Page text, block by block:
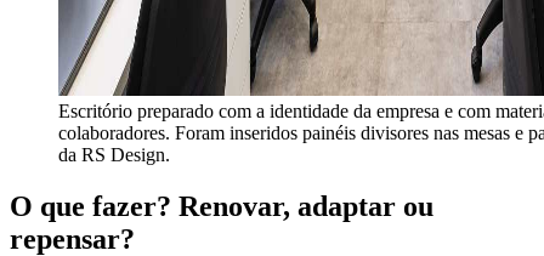
Escritório preparado com a identidade da empresa e com
colaboradores. Foram inseridos painéis divisores nas mesas e
da RS Design.
O que fazer? Renovar, adaptar ou
repensar?